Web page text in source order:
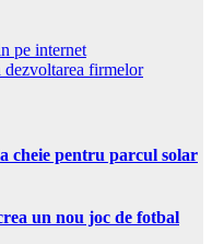
pe internet
dezvoltarea firmelor
cheie pentru parcul solar
un nou joc de fotbal